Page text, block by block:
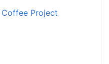
Coffee Project